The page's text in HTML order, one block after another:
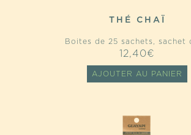
THÉ CHAÏ
Boites de 25 sachets, sachet
12,40€
AJOUTER AU PANIER